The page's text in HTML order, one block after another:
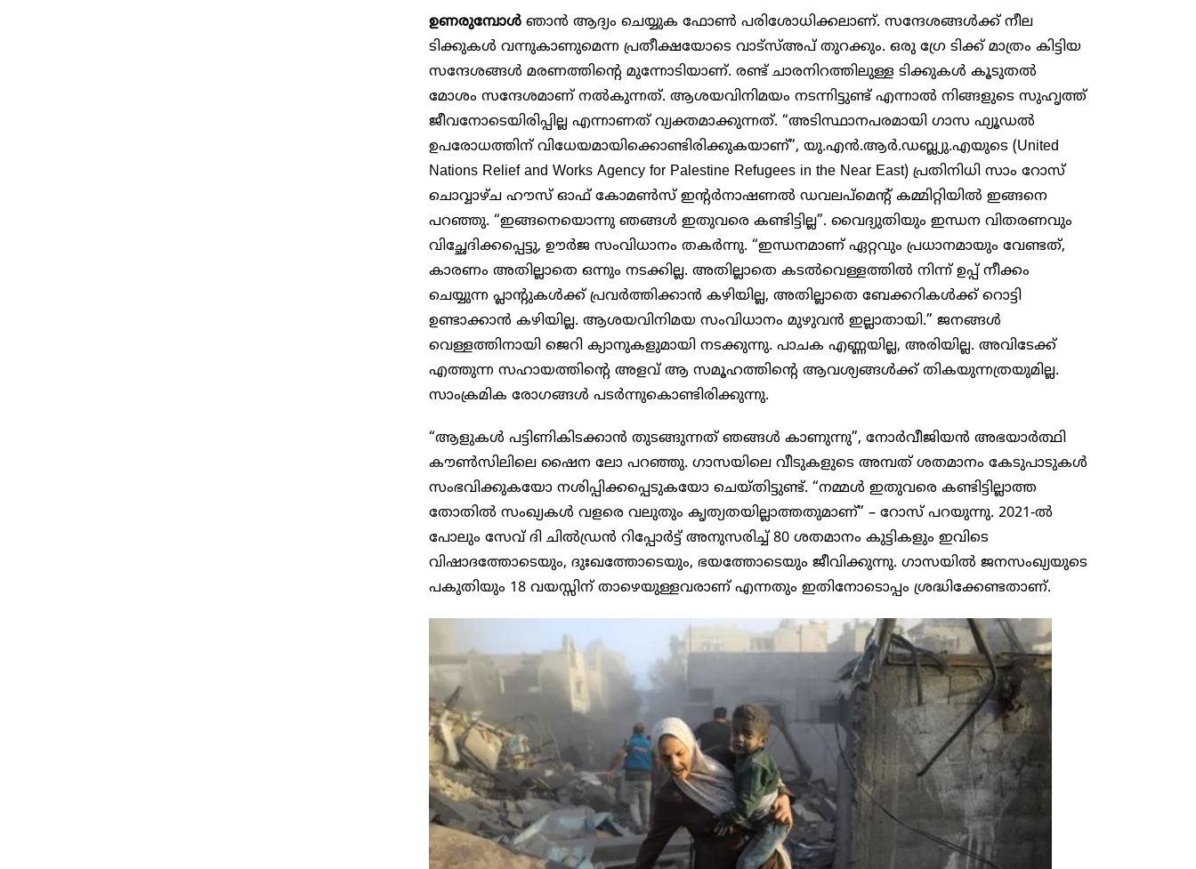
ഉണരുമ്പോൾ ഞാൻ ആദ്യം ചെയ്യുക ഫോൺ പരിശോധിക്കലാണ്. സന്ദേശങ്ങൾക്ക് നീല
ടിക്കുകൾ വന്നുകാണുമെന്ന പ്രതീക്ഷയോടെ വാട്സ്അപ് തുറക്കും. ഒരു ഗ്രേ ടിക്ക് മാത്രം കിട്ടിയ
സന്ദേശങ്ങൾ മരണത്തിന്റെ മുന്നോടിയാണ്. രണ്ട് ചാരനിറത്തിലുള്ള ടിക്കുകൾ കൂടുതൽ
മോശം സന്ദേശമാണ് നൽകുന്നത്. ആശയവിനിമയം നടന്നിട്ടുണ്ട് എന്നാൽ നിങ്ങളുടെ സുഹൃത്ത്
ജീവനോടെയിരിപ്പില്ല എന്നാണത് വ്യക്തമാക്കുന്നത്. “അടിസ്ഥാനപരമായി ഗാസ ഫ്യൂഡൽ
ഉപരോധത്തിന് വിധേയമായിക്കൊണ്ടിരിക്കുകയാണ്”, യു.എൻ.ആർ.ഡബ്ല്യു.എയുടെ (United
Nations Relief and Works Agency for Palestine Refugees in the Near East) പ്രതിനിധി സാം റോസ്
ചൊവ്വാഴ്ച ഹൗസ് ഓഫ് കോമൺസ് ഇന്റർനാഷണൽ ഡവലപ്‌മെന്റ് കമ്മിറ്റിയിൽ ഇങ്ങനെ
പറഞ്ഞു. “ഇങ്ങനെയൊന്നു ഞങ്ങൾ ഇതുവരെ കണ്ടിട്ടില്ല”. വൈദ്യുതിയും ഇന്ധന വിതരണവും
വിച്ഛേദിക്കപ്പെട്ടു, ഊർജ സംവിധാനം തകർന്നു. “ഇന്ധനമാണ് ഏറ്റവും പ്രധാനമായും വേണ്ടത്,
കാരണം അതില്ലാതെ ഒന്നും നടക്കില്ല. അതില്ലാതെ കടൽവെള്ളത്തിൽ നിന്ന് ഉപ്പ് നീക്കം
ചെയ്യുന്ന പ്ലാന്റുകൾക്ക് പ്രവർത്തിക്കാൻ കഴിയില്ല, അതില്ലാതെ ബേക്കറികൾക്ക് റൊട്ടി
ഉണ്ടാക്കാൻ കഴിയില്ല. ആശയവിനിമയ സംവിധാനം മുഴുവൻ ഇല്ലാതായി.” ജനങ്ങൾ
വെള്ളത്തിനായി ജെറി ക്യാനുകളുമായി നടക്കുന്നു. പാചക എണ്ണയില്ല, അരിയില്ല. അവിടേക്ക്
എത്തുന്ന സഹായത്തിന്റെ അളവ് ആ സമൂഹത്തിന്റെ ആവശ്യങ്ങൾക്ക് തികയുന്നത്രയുമില്ല.
സാംക്രമിക രോഗങ്ങൾ പടർന്നുകൊണ്ടിരിക്കുന്നു.
“ആളുകൾ പട്ടിണികിടക്കാൻ തുടങ്ങുന്നത് ഞങ്ങൾ കാണുന്നു”, നോർവീജിയൻ അഭയാർത്ഥി
കൗൺസിലിലെ ഷൈന ലോ പറഞ്ഞു. ഗാസയിലെ വീടുകളുടെ അമ്പത് ശതമാനം കേടുപാടുകൾ
സംഭവിക്കുകയോ നശിപ്പിക്കപ്പെടുകയോ ചെയ്തിട്ടുണ്ട്. “നമ്മൾ ഇതുവരെ കണ്ടിട്ടില്ലാത്ത
തോതിൽ സംഖ്യകൾ വളരെ വലുതും കൃത്യതയില്ലാത്തതുമാണ്” – റോസ് പറയുന്നു. 2021-ൽ
പോലും സേവ് ദി ചിൽഡ്രൻ റിപ്പോർട്ട് അനുസരിച്ച് 80 ശതമാനം കുട്ടികളും ഇവിടെ
വിഷാദത്തോടെയും, ദുഃഖത്തോടെയും, ഭയത്തോടെയും ജീവിക്കുന്നു. ഗാസയിൽ ജനസംഖ്യയുടെ
പകുതിയും 18 വയസ്സിന് താഴെയുള്ളവരാണ് എന്നതും ഇതിനോടൊപ്പം ശ്രദ്ധിക്കേണ്ടതാണ്.